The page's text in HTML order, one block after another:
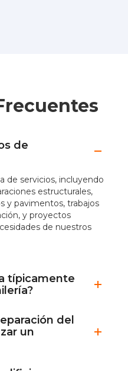
de
de servicios, incluyendo
estructurales,
y pavimentos, trabajos
y proyectos
de nuestros
típicamente
del
un